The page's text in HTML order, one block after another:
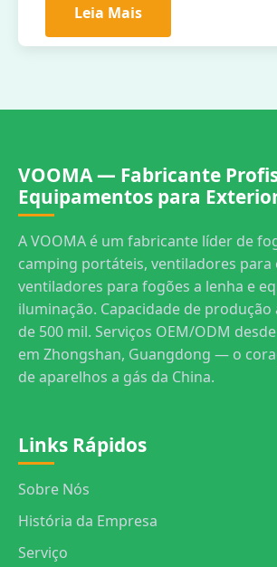
Leia Mais
VOOMA — Fabricante
Equipamentos para
A VOOMA é um fabricante líder de
camping portáteis, ventiladores para
ventiladores para fogões a lenha e
iluminação. Capacidade de produção
de 500 mil. Serviços OEM/ODM
em Zhongshan, Guangdong — o
de aparelhos a gás da China.
Links Rápidos
Sobre Nós
História da Empresa
Serviço